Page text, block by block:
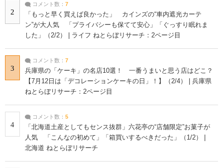
2
コメント数： 7
「もっと早く買えば良かった」 カインズの“車内遮光カーテ
ン”が大人気 「プライバシーも保てて安心」「ぐっすり眠れま
した」（2/2） | ライフ ねとらぼリサーチ：2ページ目
3
コメント数： 7
兵庫県の「ケーキ」の名店10選！ 一番うまいと思う店はどこ？
【7月12日は「デコレーションケーキの日」！】（2/4） | 兵庫県
ねとらぼリサーチ：2ページ目
4
コメント数： 5
「北海道土産としてもセンス抜群」六花亭の“店舗限定”お菓子が
人気 「こんなの初めて」「箱買いするべきだった」（1/2） |
北海道 ねとらぼリサーチ